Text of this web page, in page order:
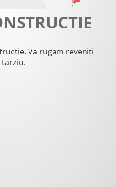
Va rugam reveniti
tarziu.